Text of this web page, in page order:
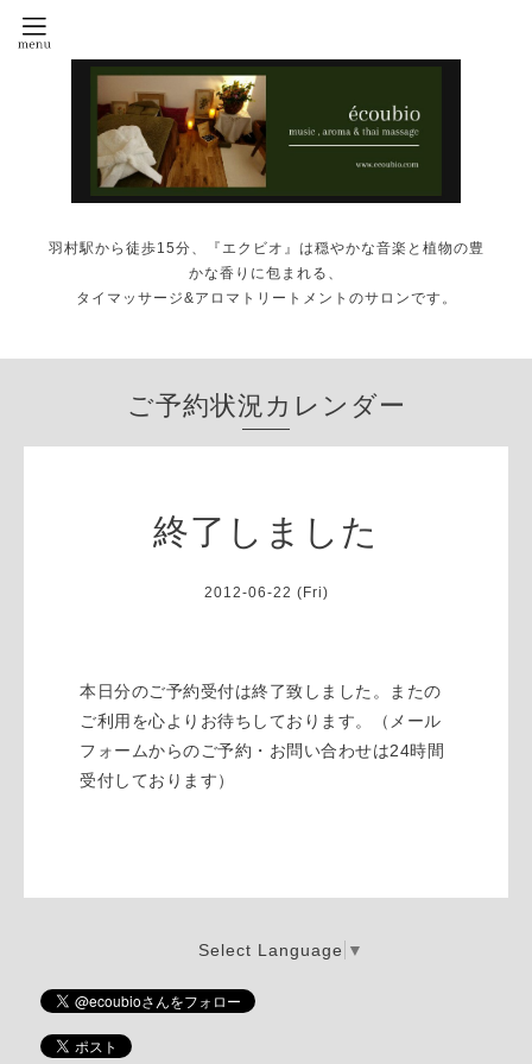
羽村駅から徒歩15分、『エクビオ』は穏やかな音楽と植物の豊
かな香りに包まれる、
タイマッサージ&アロマトリートメントのサロンです。
ご予約状況カレンダー
終了しました
2012-06-22 (Fri)
本日分のご予約受付は終了致しました。またの
ご利用を心よりお待ちしております。（メール
フォームからのご予約・お問い合わせは24時間
受付しております）
Select Language ▼